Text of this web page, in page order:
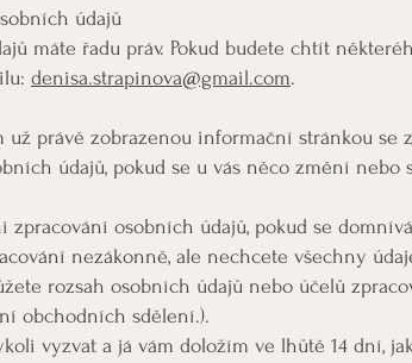
údajů
máte řadu práv. Pokud budete chtít
denisa.strapinova@gmail.com.
právě zobrazenou informační stránkou se
údajů, pokud se u vás něco změní nebo
osobních údajů, pokud se
nezákonně, ale nechcete všechny
rozsah osobních údajů nebo účelů
obchodních sdělení.).
vyzvat a já vám doložím ve lhůtě 14 dní,